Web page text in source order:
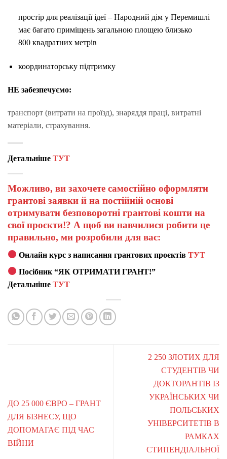
простір для реалізації ідеї – Народний дім у Перемишлі
має багато приміщень загальною площею близько
800 квадратних метрів
координаторську підтримку
НЕ забезпечуємо:
транспорт (витрати на проїзд), знаряддя праці, витратні
матеріали, страхування.
Детальніше ТУТ
Можливо, ви захочете самостійно оформляти
грантові заявки й на постійній основі
отримувати безповоротні грантові кошти на
свої проєкти!? А щоб ви навчилися робити це
правильно, ми розробили для вас:
Онлайн курс з написання грантових проєктівТУТ
Посібник “ЯК ОТРИМАТИ ГРАНТ!”
Детальніше ТУТ
ДО 25 000 ЄВРО – ГРАНТ
ДЛЯ БІЗНЕСУ, ЩО
ДОПОМАГАЄ ПІД ЧАС
ВІЙНИ
2 250 ЗЛОТИХ ДЛЯ
СТУДЕНТІВ ЧИ
ДОКТОРАНТІВ ІЗ
УКРАЇНСЬКИХ ЧИ
ПОЛЬСЬКИХ
УНІВЕРСИТЕТІВ В
РАМКАХ
СТИПЕНДІАЛЬНОЇ